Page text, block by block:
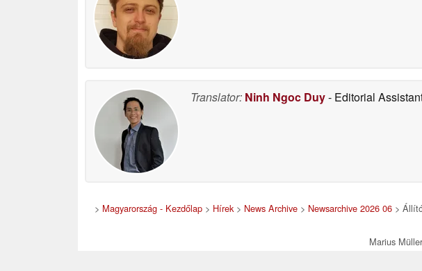
Translator: Ninh Ngoc Duy- Editorial
> Magyarország - Kezdőlap> Hírek> News Archive> Newsarchive 2026 06>
Marius